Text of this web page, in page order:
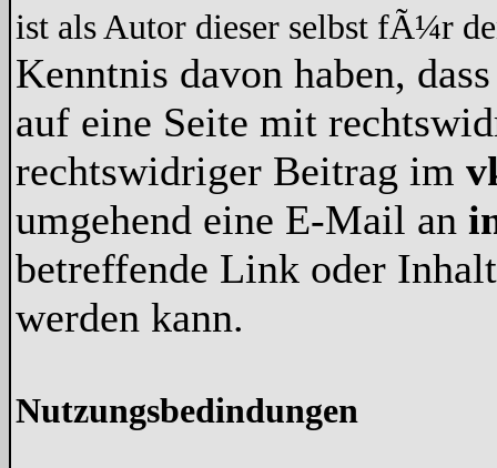
ist als Autor dieser selbst fÃ¼r
Kenntnis davon haben,
auf eine Seite mit
rechtswidriger Beitrag im
umgehend eine E-Mail an
betreffende Link oder
werden kann.
Nutzungsbedindungen